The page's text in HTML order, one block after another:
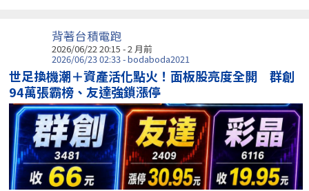
背著台積電跑
2026/06/22 20:15 - 2 月前
2026/06/23 02:33 - bodaboda2021
世足換機潮＋資產活化點火！面板股亮度全開 群創
94萬張霸榜、友達強鎖漲停